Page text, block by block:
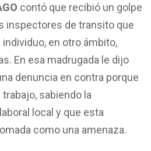
contó que recibió un golpe
inspectores de transito que
en otro ámbito,
En esa madrugada le dijo
denuncia en contra porque
sabiendo la
local y que esta
como una amenaza.